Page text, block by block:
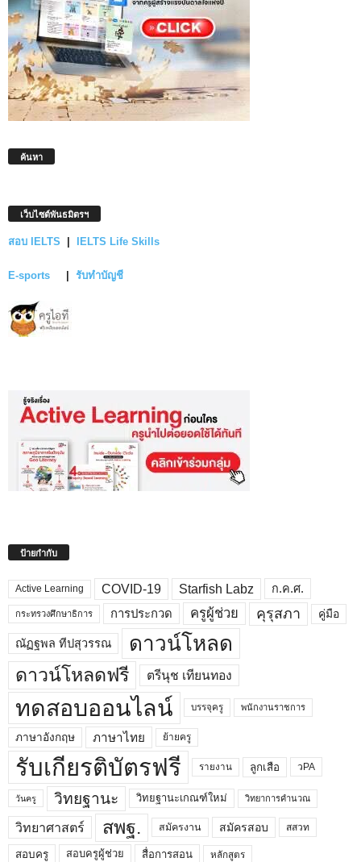
ค้นหา
เว็บไซต์พันธมิตรฯ
สอบ IELTS IELTS Life Skills
E-sports รับทำบัญชี
ป้ายกำกับ
Active Learning COVID-19 Starfish Labz ก.ค.ศ.
กระทรวงศึกษาธิการ การประกวด ครูผู้ช่วย คุรุสภา คู่มือ
ณัฏฐพล ทีปสุวรรณ ดาวน์โหลด
ดาวน์โหลดฟรี ตรีนุช เทียนทอง
ทดสอบออนไลน์ บรรจุครู พนักงานราชการ
ภาษาอังกฤษ ภาษาไทย ย้ายครู
รับเกียรติบัตรฟรี รายงาน ลูกเสือ วPA
วันครู วิทยฐานะ วิทยฐานะเกณฑ์ใหม่ วิทยาการคำนวณ
วิทยาศาสตร์ สพฐ. สมัครงาน สมัครสอบ สสวท
สอบครู สอบครูผู้ช่วย สื่อการสอน หลักสูตร